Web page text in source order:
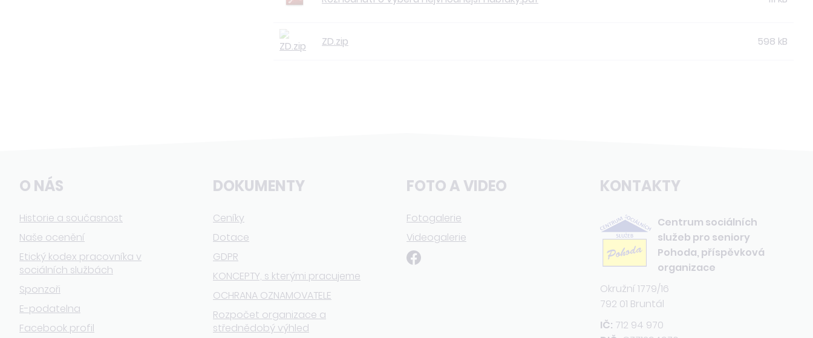
ZD.zip 598 kB
O NÁS
Historie a současnost
Naše ocenění
Etický kodex pracovníka v
sociálních službách
Sponzoři
E-podatelna
Facebook profil
DOKUMENTY
Ceníky
Dotace
GDPR
KONCEPTY, s kterými pracujeme
OCHRANA OZNAMOVATELE
Rozpočet organizace a
střednědobý výhled
FOTO A VIDEO
Fotogalerie
Videogalerie
KONTAKTY
Centrum sociálních
služeb pro seniory
Pohoda, příspěvková
organizace
Okružní 1779/16
792 01 Bruntál
IČ: 712 94 970